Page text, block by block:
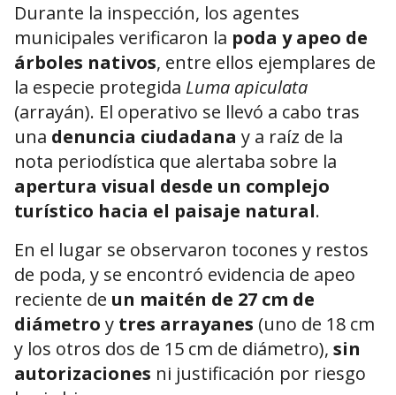
Durante la inspección, los agentes
municipales verificaron la poda y apeo de
árboles nativos, entre ellos ejemplares de
la especie protegida Luma apiculata
(arrayán). El operativo se llevó a cabo tras
una denuncia ciudadana y a raíz de la
nota periodística que alertaba sobre la
apertura visual desde un complejo
turístico hacia el paisaje natural.
En el lugar se observaron tocones y restos
de poda, y se encontró evidencia de apeo
reciente de un maitén de 27 cm de
diámetro y tres arrayanes (uno de 18 cm
y los otros dos de 15 cm de diámetro), sin
autorizaciones ni justificación por riesgo